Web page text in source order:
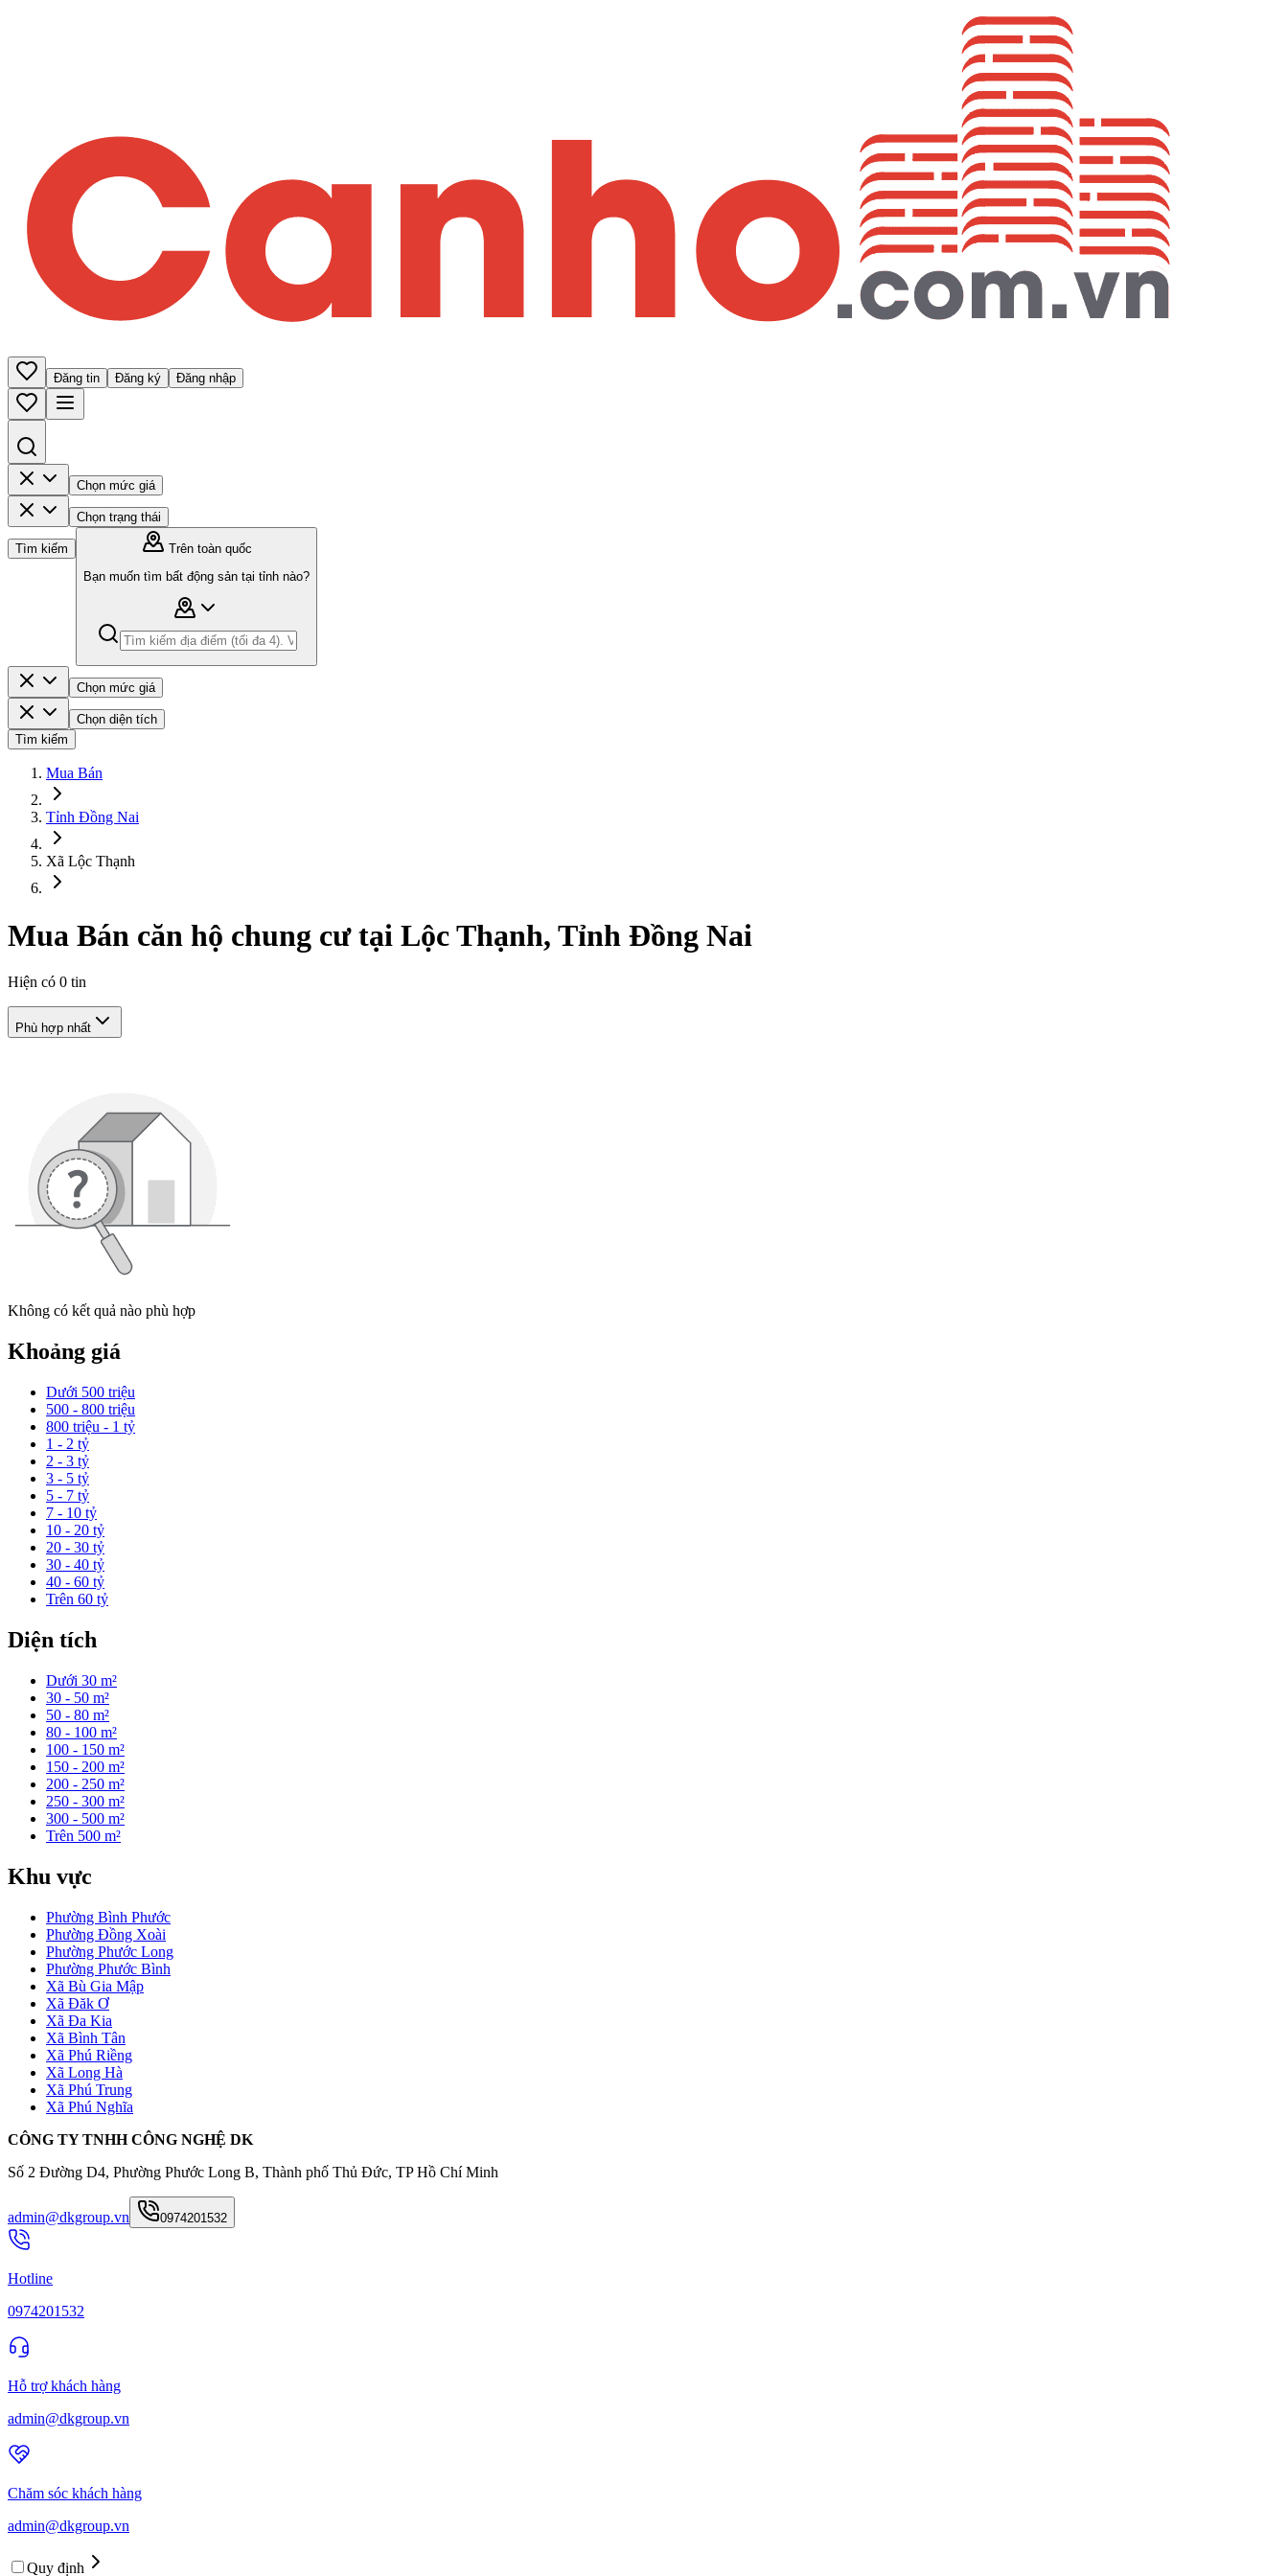
Đăng tin Đăng ký Đăng nhập
Chọn mức giá
Chọn trạng thái
Tìm kiếm
Trên toàn quốc
Bạn muốn tìm bất động sản tại tỉnh nào?
Chọn mức giá
Chọn diện tích
Tìm kiếm
Mua Bán
Tỉnh Đồng Nai
Xã Lộc Thạnh
Mua Bán căn hộ chung cư tại Lộc Thạnh, Tỉnh Đồng Nai
Hiện có 0 tin
Phù hợp nhất
Không có kết quả nào phù hợp
Khoảng giá
Dưới 500 triệu
500 - 800 triệu
800 triệu - 1 tỷ
1 - 2 tỷ
2 - 3 tỷ
3 - 5 tỷ
5 - 7 tỷ
7 - 10 tỷ
10 - 20 tỷ
20 - 30 tỷ
30 - 40 tỷ
40 - 60 tỷ
Trên 60 tỷ
Diện tích
Dưới 30 m²
30 - 50 m²
50 - 80 m²
80 - 100 m²
100 - 150 m²
150 - 200 m²
200 - 250 m²
250 - 300 m²
300 - 500 m²
Trên 500 m²
Khu vực
Phường Bình Phước
Phường Đồng Xoài
Phường Phước Long
Phường Phước Bình
Xã Bù Gia Mập
Xã Đăk Ơ
Xã Đa Kia
Xã Bình Tân
Xã Phú Riềng
Xã Long Hà
Xã Phú Trung
Xã Phú Nghĩa
CÔNG TY TNHH CÔNG NGHỆ DK
Số 2 Đường D4, Phường Phước Long B, Thành phố Thủ Đức, TP Hồ Chí Minh
admin@dkgroup.vn 0974201532
Hotline
0974201532
Hỗ trợ khách hàng
admin@dkgroup.vn
Chăm sóc khách hàng
admin@dkgroup.vn
Quy định